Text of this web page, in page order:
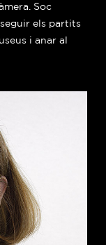
Soc
els partits
i anar al